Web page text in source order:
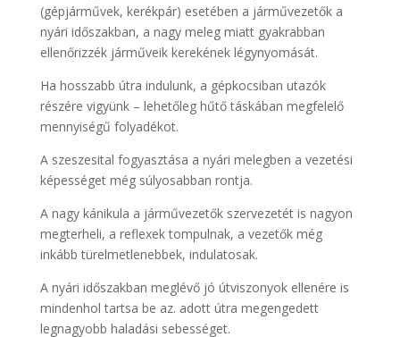
(gépjárművek, kerékpár) esetében a járművezetők a
nyári időszakban, a nagy meleg miatt gyakrabban
ellenőrizzék járműveik kerekének légynyomását.
Ha hosszabb útra indulunk, a gépkocsiban utazók
részére vigyünk – lehetőleg hűtő táskában megfelelő
mennyiségű folyadékot.
A szeszesital fogyasztása a nyári melegben a vezetési
képességet még súlyosabban rontja.
A nagy kánikula a járművezetők szervezetét is nagyon
megterheli, a reflexek tompulnak, a vezetők még
inkább türelmetlenebbek, indulatosak.
A nyári időszakban meglévő jó útviszonyok ellenére is
mindenhol tartsa be az. adott útra megengedett
legnagyobb haladási sebességet.